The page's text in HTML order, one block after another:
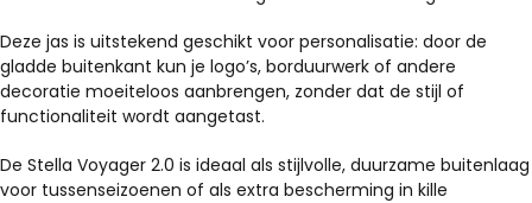
Deze jas is uitstekend geschikt voor personalisatie: door de
gladde buitenkant kun je logo’s, borduurwerk of andere
decoratie moeiteloos aanbrengen, zonder dat de stijl of
functionaliteit wordt aangetast.
De Stella Voyager 2.0 is ideaal als stijlvolle, duurzame buitenlaag
voor tussenseizoenen of als extra bescherming in kille